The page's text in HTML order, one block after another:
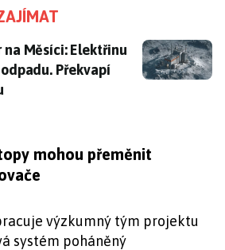
na Měsíci: Elektřinu vyrobí z
Měsíci: Elektřinu
Překvapí
mohou přeměnit
výzkumný tým projektu
systém poháněný